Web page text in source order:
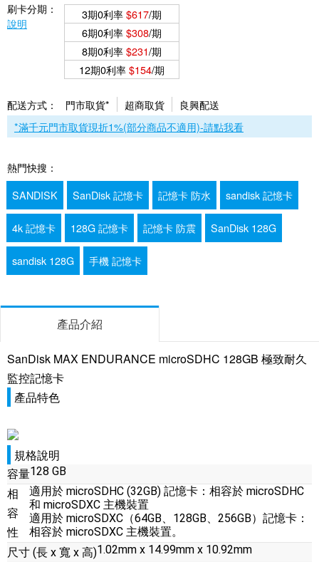
刷卡分期：
說明
3期0利率$617/期
6期0利率$308/期
8期0利率$231/期
12期0利率$154/期
配送方式： 門市取貨* 超商取貨
良興配送
*滿千元門市取貨現折1%(部分商品不適用)-請點我看
熱門快搜：
SANDISK
SanDisk 記憶卡 記憶卡 防水 sandisk 記憶卡
4k 記憶卡 128G 記憶卡 記憶卡 防震 SanDisk 128G
sandisk 128G 手機 記憶卡
產品介紹
SanDisk MAX ENDURANCE microSDHC 128GB 極致耐久
監控記憶卡
產品特色
規格說明
容量128 GB
相
容
性
適用於 microSDHC (32GB) 記憶卡：相容於 microSDHC
和 microSDXC 主機裝置
適用於 microSDXC（64GB、128GB、256GB）記憶卡：
相容於 microSDXC 主機裝置。
尺寸 (長 x 寬 x 高)1.02mm x 14.99mm x 10.92mm